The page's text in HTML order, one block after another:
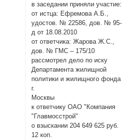
в заседании приняли участие:
от истца: Ефремова А.Б.,
удостов. № 22586, дов. № 95-
д от 18.08.2010
от ответчика: Жарова Ж.С.,
дов. № ГМС – 175/10
рассмотрел дело по иску
Департамента жилищной
политики и жилищного фонда
г.
Москвы
к ответчику ОАО "Компания
"Главмосстрой"
о взыскании 204 649 625 руб.
12 коп.